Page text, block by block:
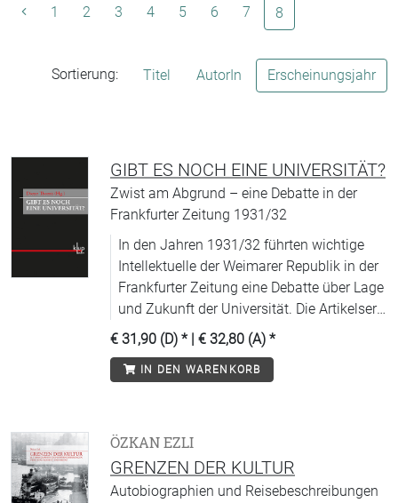
1 2 3 4 5 6 7 8
Sortierung: Titel AutorIn Erscheinungsjahr
GIBT ES NOCH EINE UNIVERSITÄT?
Zwist am Abgrund – eine Debatte in der
Frankfurter Zeitung 1931/32
In den Jahren 1931/32 führten wichtige
Intellektuelle der Weimarer Republik in der
Frankfurter Zeitung eine Debatte über Lage
und Zukunft der Universität. Die Artikelserie
trug den damals wie heute provokativen
Titel »Gibt es noch eine Universität?«.
€ 31,90 (D) * | € 32,80 (A) *
IN DEN WARENKORB
ÖZKAN EZLI
GRENZEN DER KULTUR
Autobiographien und Reisebeschreibungen